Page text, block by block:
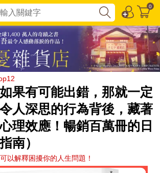
0
果有可能出錯，那就一定
人深思的行為背後，藏著
理效應！暢銷百萬冊的日
南）
以解釋困擾你的人生問題！